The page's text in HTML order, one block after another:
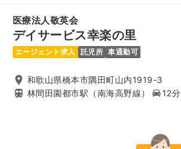
医療法人敬英会
デイサービス幸楽の里
エージェント求人 託児所 車通勤可
和歌山県橋本市隅田町山内1919-3
林間田園都市駅（南海高野線）
12分